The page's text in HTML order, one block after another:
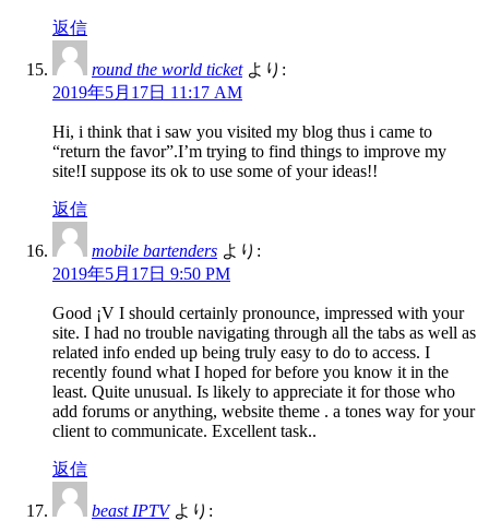
返信
round the world ticket より:
2019年5月17日 11:17 AM
Hi, i think that i saw you visited my blog thus i came to
“return the favor”.I’m trying to find things to improve my
site!I suppose its ok to use some of your ideas!!
返信
mobile bartenders より:
2019年5月17日 9:50 PM
Good ¡V I should certainly pronounce, impressed with your
site. I had no trouble navigating through all the tabs as well as
related info ended up being truly easy to do to access. I
recently found what I hoped for before you know it in the
least. Quite unusual. Is likely to appreciate it for those who
add forums or anything, website theme . a tones way for your
client to communicate. Excellent task..
返信
beast IPTV より: